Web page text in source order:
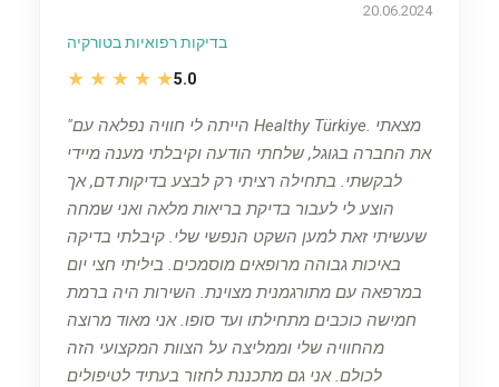
20.06.2024
בדיקות רפואיות בטורקיה
★ ★ ★ ★ ★5.0
הייתה לי חוויה נפלאה עם Healthy Türkiye. מצאתי
את החברה בגוגל, שלחתי הודעה וקיבלתי מענה מיידי
לבקשתי. בתחילה רציתי רק לבצע בדיקות דם, אך
הוצע לי לעבור בדיקת בריאות מלאה ואני שמחה
שעשיתי זאת למען השקט הנפשי שלי. קיבלתי בדיקה
באיכות גבוהה מרופאים מוסמכים. ביליתי חצי יום
במרפאה עם מתורגמנית מצוינת. השירות היה ברמת
חמישה כוכבים מתחילתו ועד סופו. אני מאוד מרוצה
מהחוויה שלי וממליצה על הצוות המקצועי הזה
לכולם. אני גם מתכננת לחזור בעתיד לטיפולים